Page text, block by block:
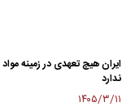
ایران‌ هیچ تعهدی در زمینه
ندارد
۱۴۰۵/۳/۱۱